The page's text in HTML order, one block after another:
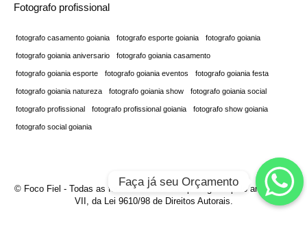
Fotografo profissional
fotografo casamento goiania fotografo esporte goiania fotografo goiania
fotografo goiania aniversario fotografo goiania casamento
fotografo goiania esporte fotografo goiania eventos fotografo goiania festa
fotografo goiania natureza fotografo goiania show fotografo goiania social
fotografo profissional fotografo profissional goiania fotografo show goiania
fotografo social goiania
© Foco Fiel - Todas as fotos é direitos são protegidas pelo art. 7., inc.
VII, da Lei 9610/98 de Direitos Autorais.
Faça já seu Orçamento